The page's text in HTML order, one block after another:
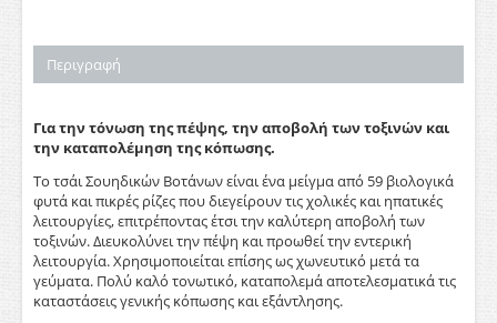
Περιγραφή
Για την τόνωση της πέψης, την αποβολή των τοξινών και
την καταπολέμηση της κόπωσης.
Το τσάι Σουηδικών Βοτάνων είναι ένα μείγμα από 59 βιολογικά
φυτά και πικρές ρίζες που διεγείρουν τις χολικές και ηπατικές
λειτουργίες, επιτρέποντας έτσι την καλύτερη αποβολή των
τοξινών. Διευκολύνει την πέψη και προωθεί την εντερική
λειτουργία. Χρησιμοποιείται επίσης ως χωνευτικό μετά τα
γεύματα. Πολύ καλό τονωτικό, καταπολεμά αποτελεσματικά τις
καταστάσεις γενικής κόπωσης και εξάντλησης.